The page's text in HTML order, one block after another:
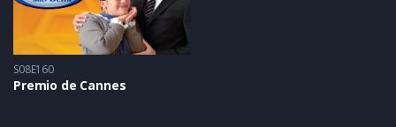
S08E160
Premio de Cannes